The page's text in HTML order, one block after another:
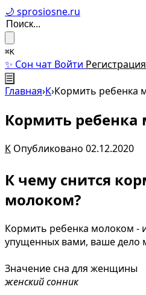
🌙 sprosiosne.ru
⌘K
✨ Сон чат Войти Регистрация
☰
Главная›К›Кормить ребенка
Кормить ребенка
К Опубликовано 02.12.2020
К чему снится
молоком?
Кормить ребенка молоком -
упущенных вами, ваше дело
Значение сна для женщины
женский сонник